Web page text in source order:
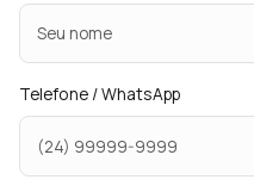
Telefone / WhatsApp